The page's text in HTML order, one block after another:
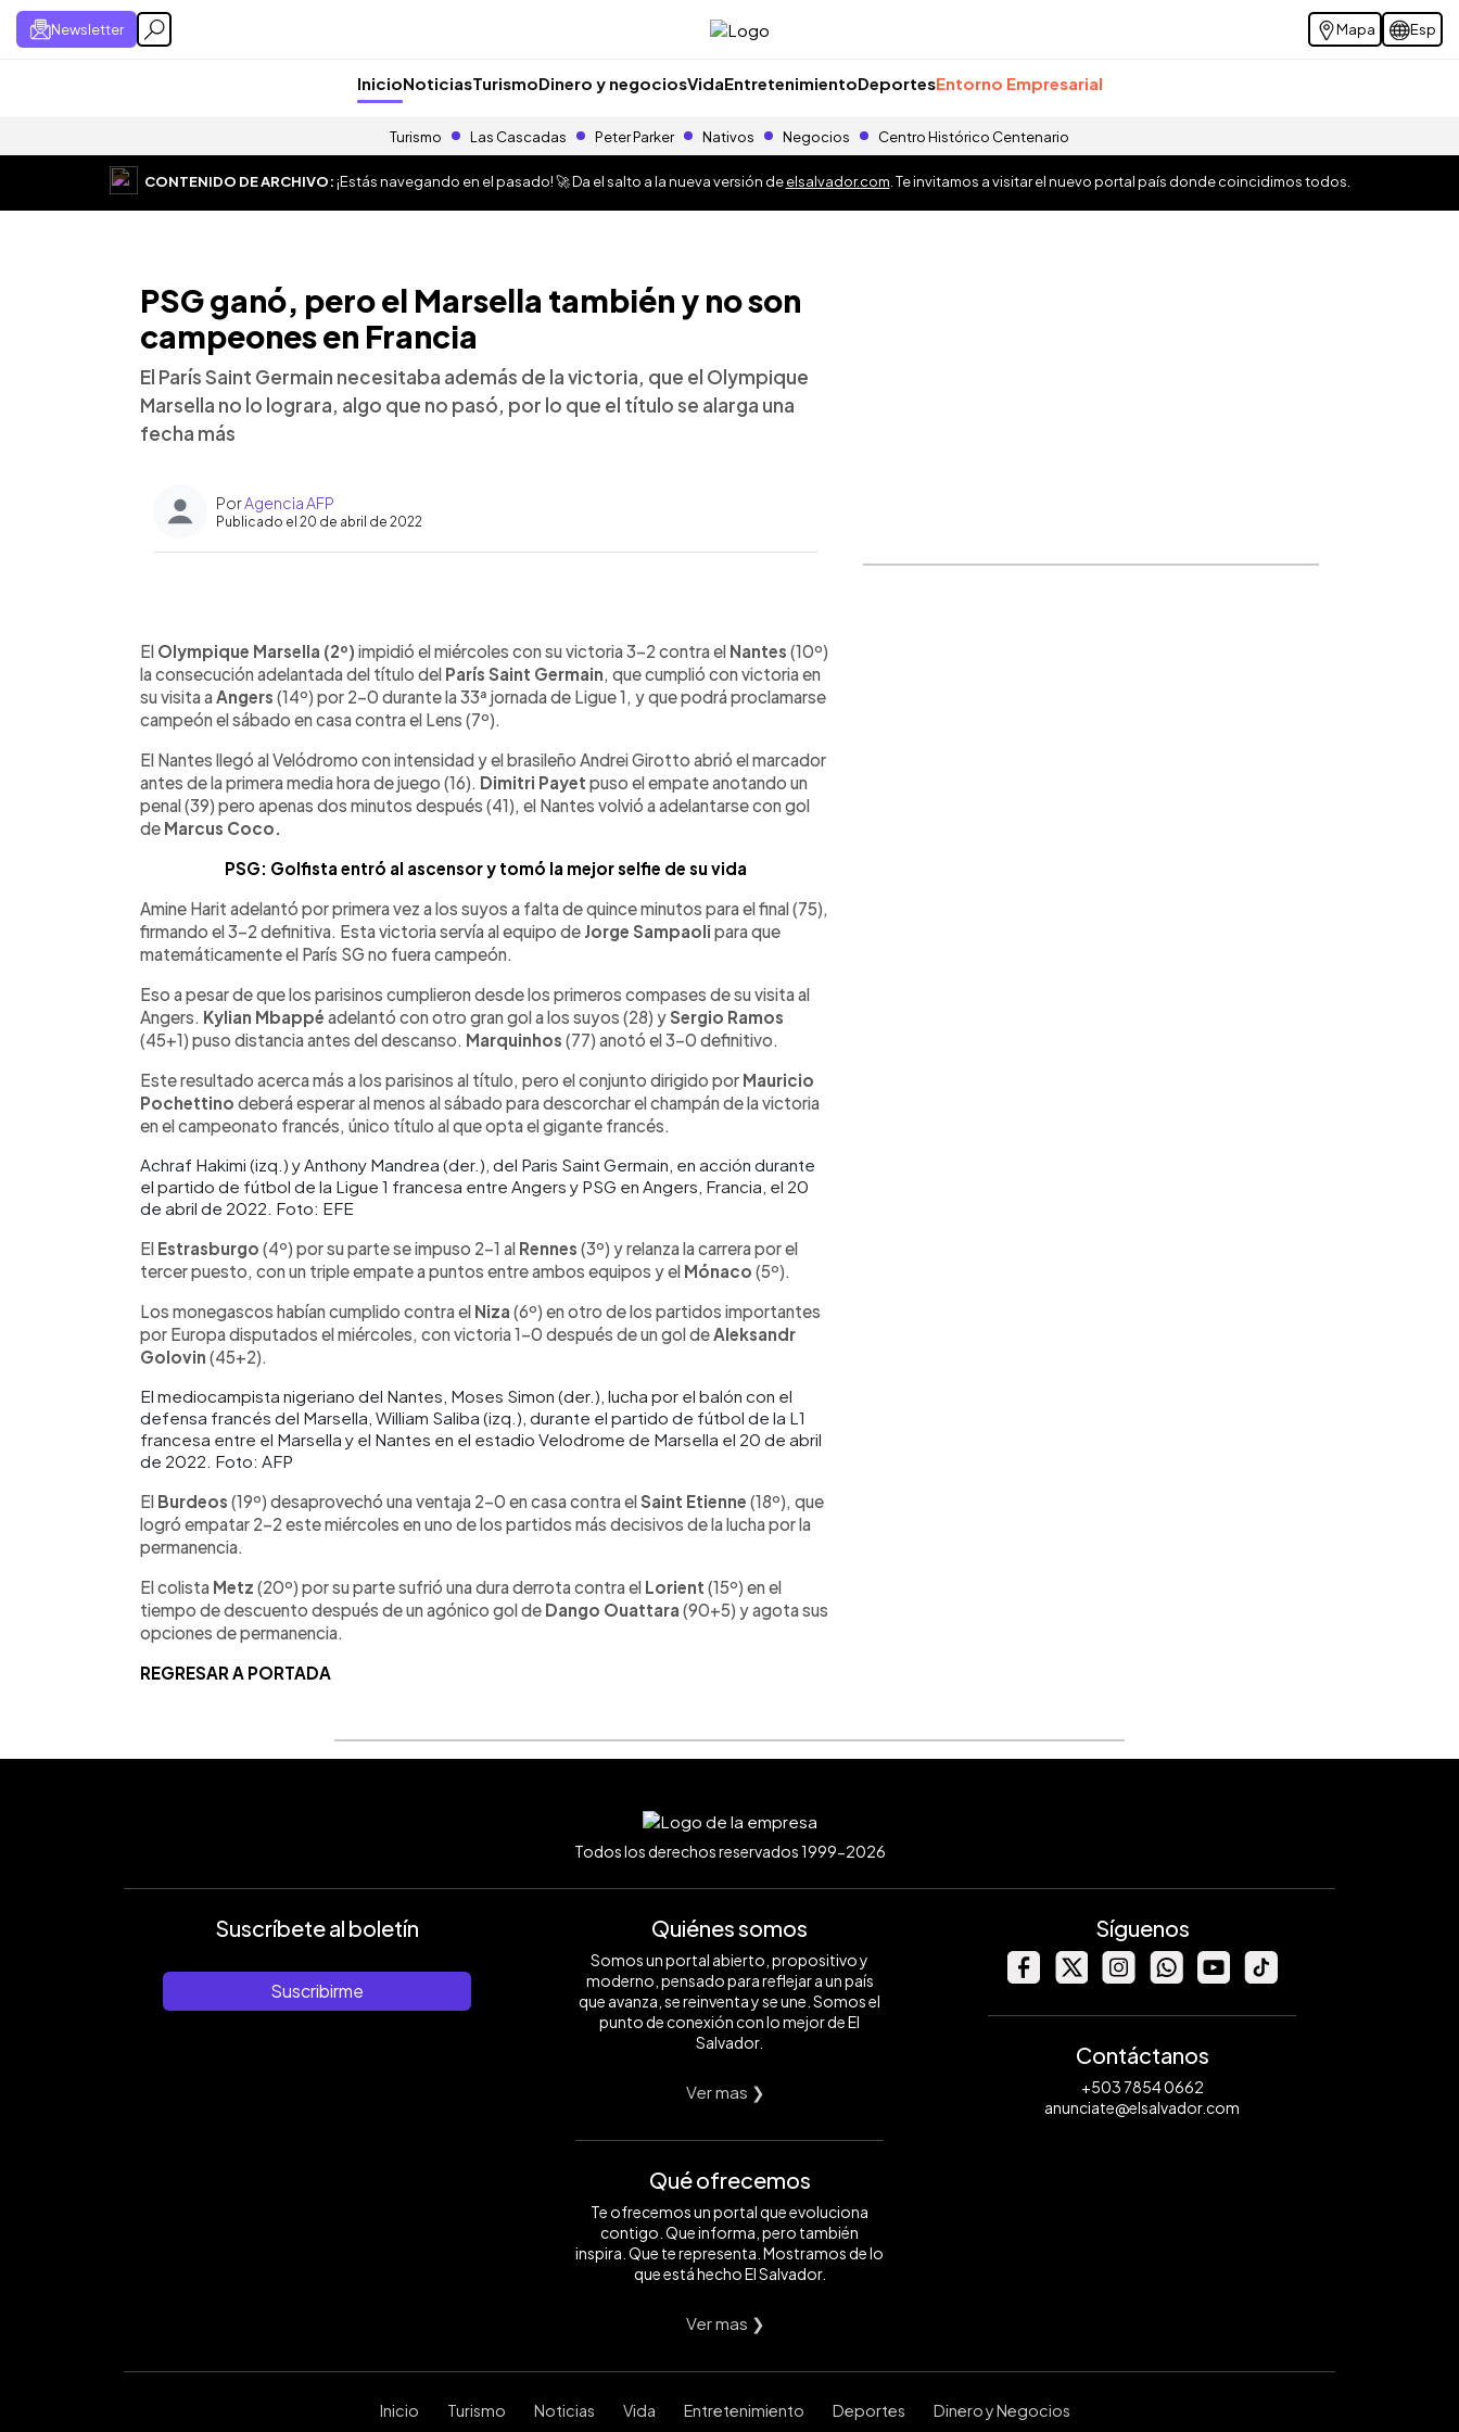
Newsletter Mapa Esp
InicioNoticiasTurismoDinero y negociosVidaEntretenimientoDeportesEntorno Empresarial
Turismo Las Cascadas Peter Parker Nativos Negocios Centro Histórico Centenario
CONTENIDO DE ARCHIVO:¡Estás navegando en el pasado! 🚀 Da el salto a la nueva versión deelsalvador.com . Te invitamos a visitar el nuevo portal país donde coincidimos todos.
PSG ganó, pero el Marsella también y no son
campeones en Francia
El París Saint Germain necesitaba además de la victoria, que el Olympique
Marsella no lo lograra, algo que no pasó, por lo que el título se alarga una
fecha más
PorAgencia AFP
Publicado el 20 de abril de 2022
► Escuchar artículo
El Olympique Marsella (2º) impidió el miércoles con su victoria 3-2 contra el Nantes (10º)
la consecución adelantada del título del París Saint Germain, que cumplió con victoria en
su visita aAngers (14º) por 2-0 durante la 33ª jornada de Ligue 1, y que podrá proclamarse
campeón el sábado en casa contra el Lens (7º).
El Nantes llegó al Velódromo con intensidad y el brasileño Andrei Girotto abrió el marcador
antes de la primera media hora de juego (16). Dimitri Payet puso el empate anotando un
penal (39) pero apenas dos minutos después (41), el Nantes volvió a adelantarse con gol
de Marcus Coco.
PSG: Golfista entró al ascensor y tomó la mejor selfie de su vida
Amine Harit adelantó por primera vez a los suyos a falta de quince minutos para el final (75),
firmando el 3-2 definitiva. Esta victoria servía al equipo de Jorge Sampaoli para que
matemáticamente el París SG no fuera campeón.
Eso a pesar de que los parisinos cumplieron desde los primeros compases de su visita al
Angers. Kylian Mbappé adelantó con otro gran gol a los suyos (28) y Sergio Ramos
(45+1) puso distancia antes del descanso. Marquinhos (77) anotó el 3-0 definitivo.
Este resultado acerca más a los parisinos al título, pero el conjunto dirigido por Mauricio
Pochettino deberá esperar al menos al sábado para descorchar el champán de la victoria
en el campeonato francés, único título al que opta el gigante francés.
Achraf Hakimi (izq.) y Anthony Mandrea (der.), del Paris Saint Germain, en acción durante
el partido de fútbol de la Ligue 1 francesa entre Angers y PSG en Angers, Francia, el 20
de abril de 2022. Foto: EFE
El Estrasburgo (4º) por su parte se impuso 2-1 al Rennes (3º) y relanza la carrera por el
tercer puesto, con un triple empate a puntos entre ambos equipos y el Mónaco (5º).
Los monegascos habían cumplido contra el Niza (6º) en otro de los partidos importantes
por Europa disputados el miércoles, con victoria 1-0 después de un gol deAleksandr
Golovin (45+2).
El mediocampista nigeriano del Nantes, Moses Simon (der.), lucha por el balón con el
defensa francés del Marsella, William Saliba (izq.), durante el partido de fútbol de la L1
francesa entre el Marsella y el Nantes en el estadio Velodrome de Marsella el 20 de abril
de 2022. Foto: AFP
El Burdeos (19º) desaprovechó una ventaja 2-0 en casa contra el Saint Etienne (18º), que
logró empatar 2-2 este miércoles en uno de los partidos más decisivos de la lucha por la
permanencia.
El colista Metz (20º) por su parte sufrió una dura derrota contra el Lorient (15º) en el
tiempo de descuento después de un agónico gol de Dango Ouattara (90+5) y agota sus
opciones de permanencia.
REGRESAR A PORTADA
Todos los derechos reservados 1999-2026
Suscríbete al boletín
Suscribirme
Quiénes somos
Somos un portal abierto, propositivo y
moderno, pensado para reflejar a un país
que avanza, se reinventa y se une. Somos el
punto de conexión con lo mejor de El
Salvador.
Ver mas ❯
Qué ofrecemos
Te ofrecemos un portal que evoluciona
contigo. Que informa, pero también
inspira. Que te representa. Mostramos de lo
que está hecho El Salvador.
Ver mas ❯
Síguenos
Contáctanos
+503 7854 0662
anunciate@elsalvador.com
Inicio Turismo Noticias Vida Entretenimiento Deportes Dinero y Negocios